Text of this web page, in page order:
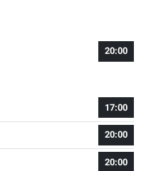
20:00
17:00
20:00
20:00